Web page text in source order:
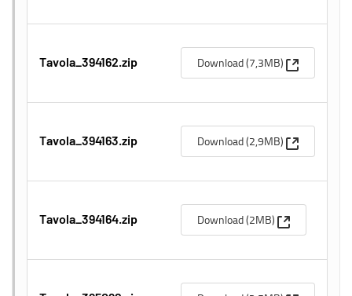
Tavola_394162.zip Download (7,3MB) (Apre una
Tavola_394163.zip Download (2,9MB) (Apre una
Tavola_394164.zip Download (2MB) (Apre una